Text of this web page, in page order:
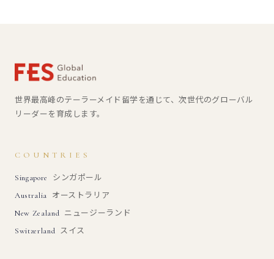
世界最高峰のテーラーメイド留学を通じて、次世代のグローバル
リーダーを育成します。
COUNTRIES
Singapore シンガポール
Australia オーストラリア
New Zealand ニュージーランド
Switzerland スイス